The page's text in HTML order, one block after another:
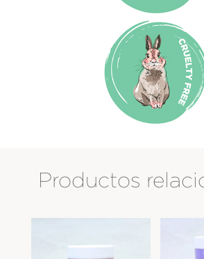
Productos